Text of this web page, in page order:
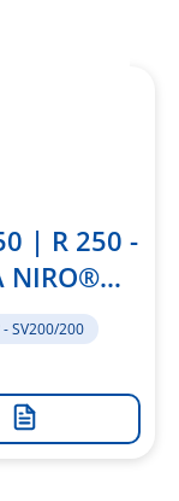
| R 250 -
NIRO®
- SV200/200
Zur